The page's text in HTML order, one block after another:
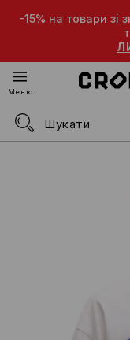
-15% на товари зі
Меню